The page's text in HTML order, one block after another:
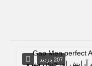
207 بازدید